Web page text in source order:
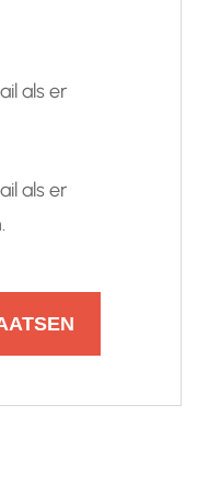
als er
als er